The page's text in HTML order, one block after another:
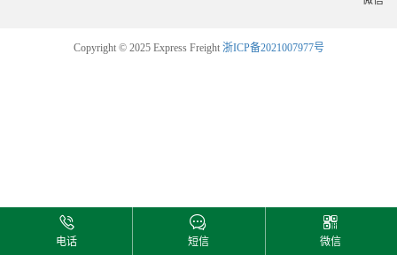
Copyright © 2025 Express Freight 浙ICP备2021007977号
电话 短信 微信